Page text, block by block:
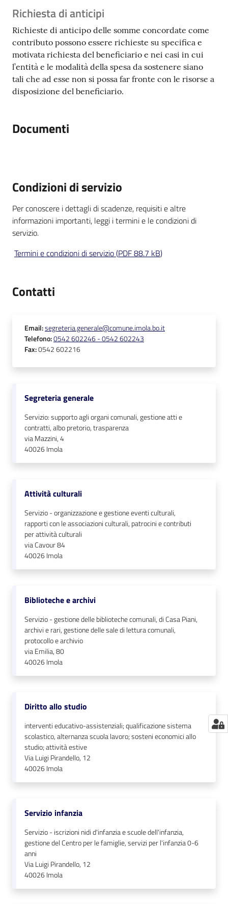
Richiesta di anticipi
Richieste di anticipo delle somme concordate come
contributo possono essere richieste su specifica e
motivata richiesta del beneficiario e nei casi in cui
l’entità e le modalità della spesa da sostenere siano
tali che ad esse non si possa far fronte con le risorse a
disposizione del beneficiario.
Documenti
Condizioni di servizio
Per conoscere i dettagli di scadenze, requisiti e altre
informazioni importanti, leggi i termini e le condizioni di
servizio.
Termini e condizioni di servizio(PDF88.7 kB)
Contatti
Email:segreteria.generale@comune.imola.bo.it
Telefono:0542 602246 - 0542 602243
Fax:0542 602216
Segreteria generale
Servizio: supporto agli organi comunali, gestione atti e
contratti, albo pretorio, trasparenza
via Mazzini, 4
40026Imola
Attività culturali
Servizio - organizzazione e gestione eventi culturali,
rapporti con le associazioni culturali, patrocini e contributi
per attività culturali
via Cavour 84
40026Imola
Biblioteche e archivi
Servizio - gestione delle biblioteche comunali, di Casa Piani,
archivi e rari, gestione delle sale di lettura comunali,
protocollo e archivio
via Emilia, 80
40026Imola
Diritto allo studio
interventi educativo-assistenziali; qualificazione sistema
scolastico, alternanza scuola lavoro; sosteni economici allo
studio; attività estive
Via Luigi Pirandello, 12
40026Imola
Servizio infanzia
Servizio - iscrizioni nidi d'infanzia e scuole dell'infanzia,
gestione del Centro per le famiglie, servizi per l'infanzia 0-6
anni
Via Luigi Pirandello, 12
40026Imola